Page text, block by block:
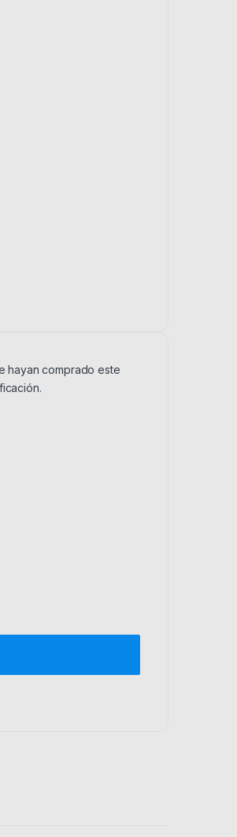
hayan comprado este